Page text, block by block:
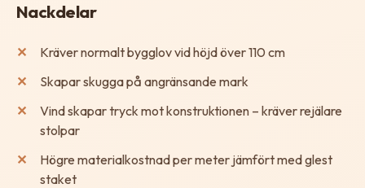
Nackdelar
Kräver normalt bygglov vid höjd över 110 cm
Skapar skugga på angränsande mark
Vind skapar tryck mot konstruktionen – kräver rejälare
stolpar
Högre materialkostnad per meter jämfört med glest
staket